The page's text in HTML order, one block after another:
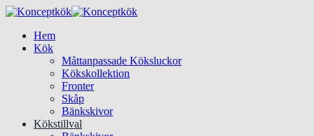
Hem
Kök
Måttanpassade Köksluckor
Kökskollektion
Fronter
Skåp
Bänkskivor
Kökstillval